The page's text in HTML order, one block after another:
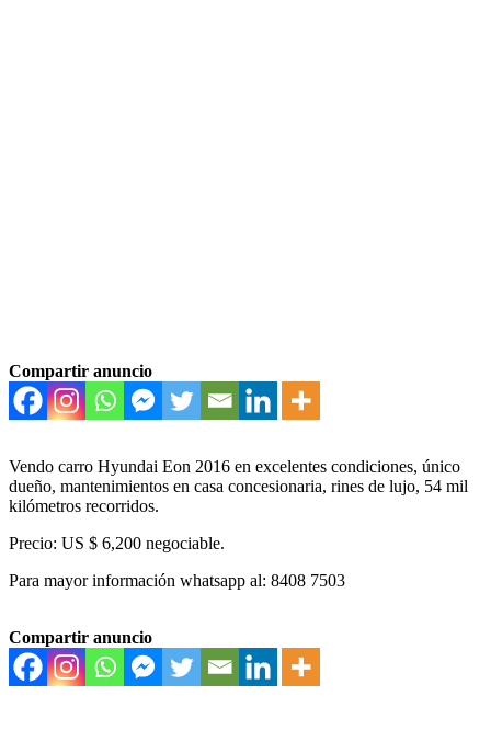
Compartir anuncio
Vendo carro Hyundai Eon 2016 en excelentes condiciones, único
dueño, mantenimientos en casa concesionaria, rines de lujo, 54 mil
kilómetros recorridos.
Precio: US $ 6,200 negociable.
Para mayor información whatsapp al: 8408 7503
Compartir anuncio